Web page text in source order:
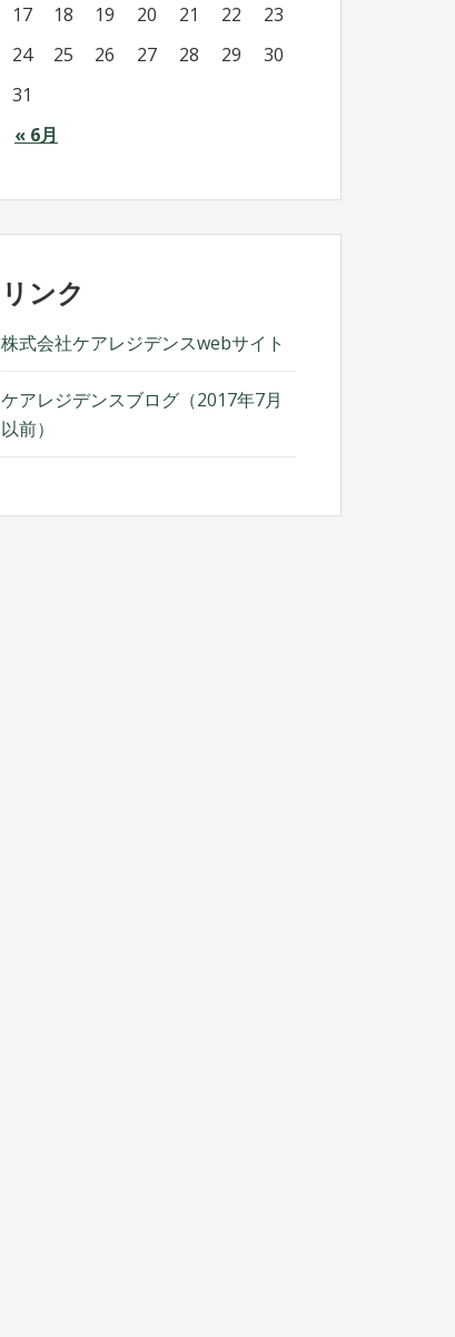
« 6月
17
18 19 20 21 22
23
24
25 26 27 28 29
30
31
リンク
株式会社ケアレジデンスwebサイト
ケアレジデンスブログ（2017年7月
以前）